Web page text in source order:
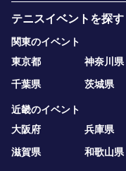
テニスイベントを探す
関東のイベント
東京都
神奈川県
千葉県
茨城県
近畿のイベント
大阪府
兵庫県
滋賀県
和歌山県